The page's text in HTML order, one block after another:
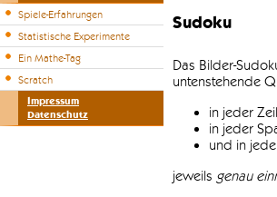
Spiele-Erfahrungen
Statistische Experimente
Ein Mathe-Tag
Scratch
Impressum
Datenschutz
Sudoku
Das Bilder-
untenstehende
in jeder
in jeder
und in
jeweils genau